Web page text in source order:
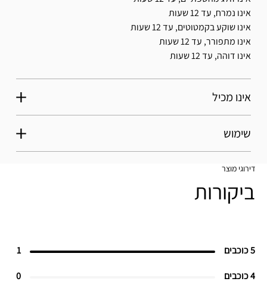
אינו נמרח, עד 12 שעות
אינו שוקע בקמטוטים, עד 12 שעות
אינו מתפורר, עד 12 שעות
אינו דוהה, עד 12 שעות
אינו מכיל
שימוש
דירוגי מוצר
ביקורות
5 כוכבים 1
4 כוכבים 0